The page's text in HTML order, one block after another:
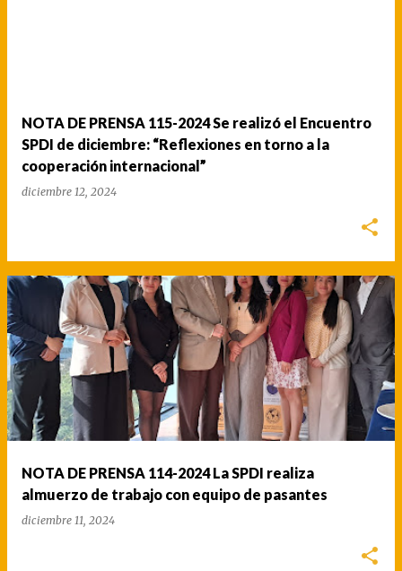
NOTA DE PRENSA 115-2024 Se realizó el Encuentro
SPDI de diciembre: “Reflexiones en torno a la
cooperación internacional”
diciembre 12, 2024
NOTA DE PRENSA 114-2024 La SPDI realiza
almuerzo de trabajo con equipo de pasantes
diciembre 11, 2024